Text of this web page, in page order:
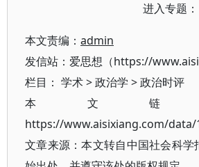
进入专题
本文责编： admin
发信站：爱思想（https://
栏目： 学术>政治学 >政治时评
本文链
https://www.aisixiang.com/data/
文章来源：本文转自中国社会科学